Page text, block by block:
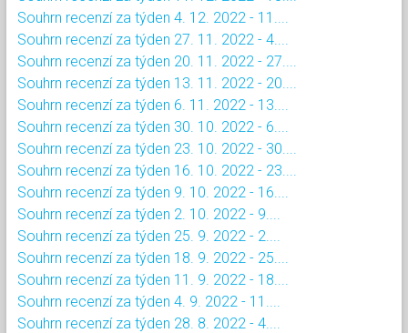
Souhrn recenzí za týden 4. 12. 2022 - 11....
Souhrn recenzí za týden 27. 11. 2022 - 4....
Souhrn recenzí za týden 20. 11. 2022 - 27....
Souhrn recenzí za týden 13. 11. 2022 - 20....
Souhrn recenzí za týden 6. 11. 2022 - 13....
Souhrn recenzí za týden 30. 10. 2022 - 6....
Souhrn recenzí za týden 23. 10. 2022 - 30....
Souhrn recenzí za týden 16. 10. 2022 - 23....
Souhrn recenzí za týden 9. 10. 2022 - 16....
Souhrn recenzí za týden 2. 10. 2022 - 9....
Souhrn recenzí za týden 25. 9. 2022 - 2....
Souhrn recenzí za týden 18. 9. 2022 - 25....
Souhrn recenzí za týden 11. 9. 2022 - 18....
Souhrn recenzí za týden 4. 9. 2022 - 11....
Souhrn recenzí za týden 28. 8. 2022 - 4....